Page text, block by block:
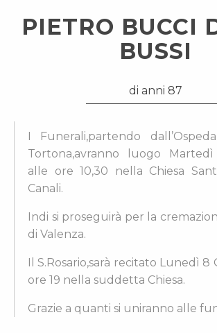
PIETRO BUCCI
BUSSI
di anni 87
I Funerali,partendo
Tortona,avranno luogo
alle ore 10,30 nella Chiesa
Canali.
Indi si proseguirà per la
di Valenza.
Il S.Rosario,sarà recitato Lunedì 8
ore 19 nella suddetta Chiesa.
Grazie a quanti si uniranno alle